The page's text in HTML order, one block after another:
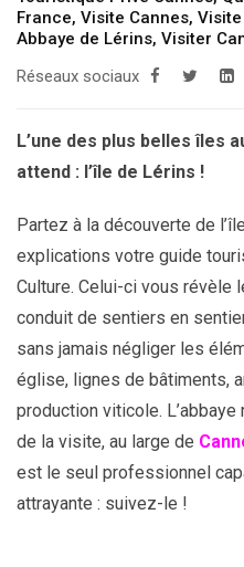
France, Visite Cannes,
Abbaye de Lérins, Visiter
Réseaux sociaux
L’une des plus belles îles
attend : l’île de Lérins !
Partez à la découverte de
explications votre guide
Culture. Celui-ci vous révèle
conduit de sentiers en
sans jamais négliger les
église, lignes de bâtiments,
production viticole.
de la visite, au large de
est le seul professionnel
attrayante : suivez-le !